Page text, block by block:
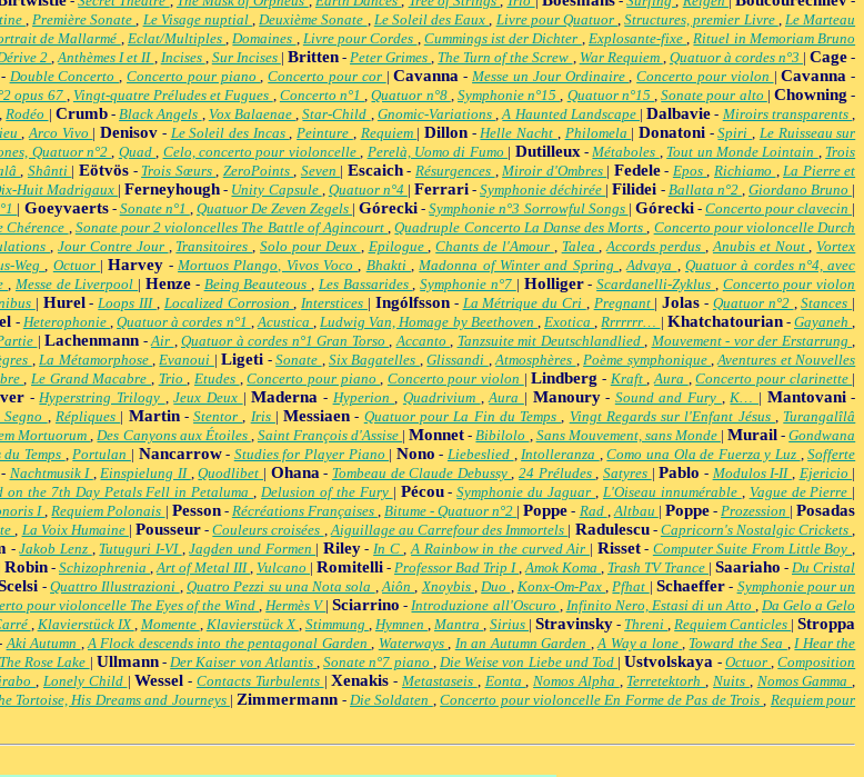
,Première Sonate, Le Visage nuptial,Deuxième Sonate , Le Soleil des Eaux, Livre pour Quatuor,Structures, premier Livre , Le Marteau
de Mallarmé , Eclat/Multiples,Domaines , Livre pour Cordes , Cummings ist der Dichter , Explosante-fixe,Rituel in Memoriam Bruno
2,Anthèmes I et II , Incises , Sur Incises | Britten-Peter Grimes, The Turn of the Screw , War Requiem , Quatuor à cordes n°3 |Cage -
Double Concerto,Concerto pour piano,Concerto pour cor |Cavanna -Messe un Jour Ordinaire,Concerto pour violon |Cavanna -
opus 67, Vingt-quatre Préludes et Fugues , Concerto n°1,Quatuor n°8 ,Symphonie n°15, Quatuor n°15,Sonate pour alto |Chowning -
,Rodéo | Crumb-Black Angels , Vox Balaenae,Star-Child , Gnomic-Variations,A Haunted Landscape |Dalbavie - Miroirs transparents,
,Arco Vivo |Denisov - Le Soleil des Incas,Peinture , Requiem | Dillon-Helle Nacht , Philomela | Donatoni-Spiri, Le Ruisseau sur
Quatuor n°2, Quad, Celo, concerto pour violoncelle, Perelà, Uomo di Fumo | Dutilleux-Métaboles , Tout un Monde Lointain , Trois
, Shânti |Eötvös - Trois Sœurs, ZeroPoints, Seven | Escaich-Résurgences ,Miroir d'Ombres | Fedele- Epos, Richiamo ,La Pierre et
Huit Madrigaux |Ferneyhough - Unity Capsule , Quatuor n°4 | Ferrari -Symphonie déchirée |Filidei - Ballata n°2 , Giordano Bruno |
| Goeyvaerts- Sonate n°1 , Quatuor De Zeven Zegels |Górecki -Symphonie n°3 Sorrowful Songs | Górecki- Concerto pour clavecin |
Chérence , Sonate pour 2 violoncelles The Battle of Agincourt,Quadruple Concerto La Danse des Morts, Concerto pour violoncelle Durch
, Jour Contre Jour , Transitoires,Solo pour Deux , Epilogue,Chants de l'Amour , Talea,Accords perdus,Anubis et Nout,Vortex
Weg, Octuor |Harvey -Mortuos Plango, Vivos Voco, Bhakti,Madonna of Winter and Spring ,Advaya , Quatuor à cordes n°4, avec
, Messe de Liverpool |Henze - Being Beauteous, Les Bassarides,Symphonie n°7 | Holliger-Scardanelli-Zyklus , Concerto pour violon
| Hurel-Loops III , Localized Corrosion,Interstices | Ingólfsson- La Métrique du Cri , Pregnant |Jolas - Quatuor n°2 ,Stances |
- Heterophonie ,Quatuor à cordes n°1 ,Acustica ,Ludwig Van, Homage by Beethoven ,Exotica,Rrrrrrr… | Khatchatourian- Gayaneh,
| Lachenmann -Air , Quatuor à cordes n°1 Gran Torso ,Accanto , Tanzsuite mit Deutschlandlied , Mouvement - vor der Erstarrung ,
,La Métamorphose,Evanoui |Ligeti -Sonate ,Six Bagatelles ,Glissandi ,Atmosphères ,Poème symphonique ,Aventures et Nouvelles
,Le Grand Macabre , Trio, Etudes ,Concerto pour piano, Concerto pour violon |Lindberg - Kraft,Aura ,Concerto pour clarinette |
-Hyperstring Trilogy ,Jeux Deux |Maderna - Hyperion, Quadrivium ,Aura | Manoury- Sound and Fury ,K… | Mantovani-
Segno , Répliques | Martin-Stentor, Iris |Messiaen - Quatuor pour La Fin du Temps, Vingt Regards sur l'Enfant Jésus , Turangalîlâ
Mortuorum,Des Canyons aux Étoiles , Saint François d'Assise |Monnet -Bibilolo , Sans Mouvement, sans Monde |Murail -Gondwana
Temps ,Portulan | Nancarrow- Studies for Player Piano | Nono - Liebeslied ,Intolleranza ,Como una Ola de Fuerza y Luz ,Sofferte
- Nachtmusik I ,Einspielung II ,Quodlibet | Ohana- Tombeau de Claude Debussy,24 Préludes,Satyres |Pablo - Modulos I-II , Ejericio |
on the 7th Day Petals Fell in Petaluma,Delusion of the Fury | Pécou-Symphonie du Jaguar , L'Oiseau innumérable , Vague de Pierre |
I,Requiem Polonais | Pesson- Récréations Françaises ,Bitume - Quatuor n°2 |Poppe - Rad ,Altbau | Poppe-Prozession |Posadas
, La Voix Humaine |Pousseur -Couleurs croisées ,Aiguillage au Carrefour des Immortels | Radulescu- Capricorn's Nostalgic Crickets,
-Jakob Lenz , Tutuguri I-VI ,Jagden und Formen | Riley-In C,A Rainbow in the curved Air | Risset- Computer Suite From Little Boy,
Robin - Schizophrenia ,Art of Metal III, Vulcano | Romitelli - Professor Bad Trip I,Amok Koma , Trash TV Trance | Saariaho - Du Cristal
-Quattro Illustrazioni , Quatro Pezzi su una Nota sola ,Aiôn,Xnoybis ,Duo , Konx-Om-Pax,Pfhat | Schaeffer- Symphonie pour un
pour violoncelle The Eyes of the Wind,Hermès V |Sciarrino -Introduzione all'Oscuro , Infinito Nero, Estasi di un Atto , Da Gelo a Gelo
, Klavierstück IX, Momente , Klavierstück X, Stimmung , Hymnen , Mantra ,Sirius |Stravinsky - Threni,Requiem Canticles |Stroppa
Aki Autumn ,A Flock descends into the pentagonal Garden, Waterways, In an Autumn Garden ,A Way a lone , Toward the Sea ,I Hear the
The Rose Lake | Ullmann-Der Kaiser von Atlantis,Sonate n°7 piano ,Die Weise von Liebe und Tod |Ustvolskaya - Octuor,Composition
, Lonely Child |Wessel - Contacts Turbulents |Xenakis - Metastaseis , Eonta,Nomos Alpha , Terretektorh,Nuits , Nomos Gamma,
Tortoise, His Dreams and Journeys |Zimmermann -Die Soldaten ,Concerto pour violoncelle En Forme de Pas de Trois, Requiem pour